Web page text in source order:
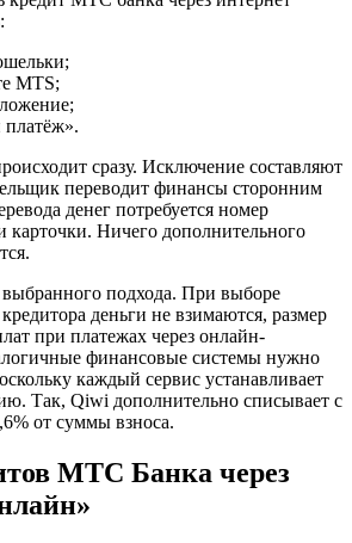
MTS;
платёж».
сразу. Исключение составляют
переводит финансы сторонним
денег потребуется номер
карточки. Ничего дополнительного
выбранного подхода. При выборе
деньги не взимаются, размер
при платежах через онлайн-
финансовые системы нужно
каждый сервис устанавливает
Так, Qiwi дополнительно списывает с
от суммы взноса.
МТС Банка через